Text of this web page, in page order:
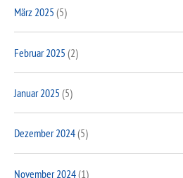
März 2025 (5)
Februar 2025 (2)
Januar 2025 (5)
Dezember 2024(5)
November 2024(1)